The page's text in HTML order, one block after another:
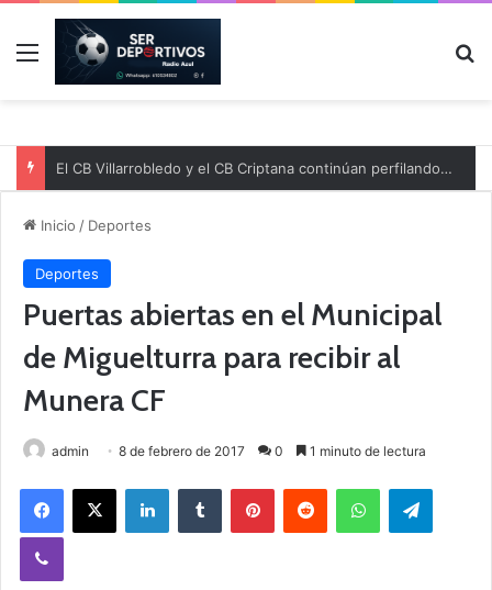
Menú
El CB Villarrobledo y el CB Criptana continúan perfilando sus plantillas
Inicio / Deportes
Deportes
Puertas abiertas en el Municipal
de Miguelturra para recibir al
Munera CF
admin 8 de febrero de 2017 0 1 minuto de lectura